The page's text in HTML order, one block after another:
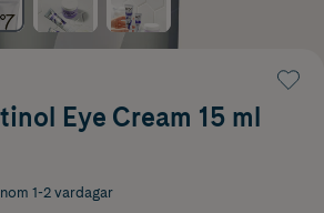
Eye Cream 15 ml
1-2 vardagar